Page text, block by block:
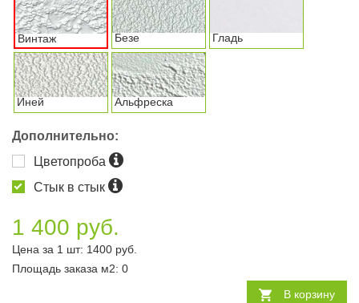
Винтаж Безе Гладь
Иней Альфреска
Дополнительно:
Цветопроба
Стык в стык
1 400 руб.
Цена за 1 шт: 1400 руб.
Площадь заказа м2: 0
В корзину